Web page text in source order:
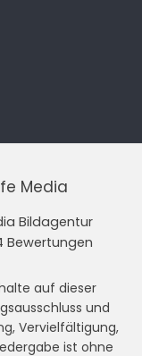
Media
Bildagentur
Bewertungen
auf dieser
und
Vervielfältigung,
ist ohne